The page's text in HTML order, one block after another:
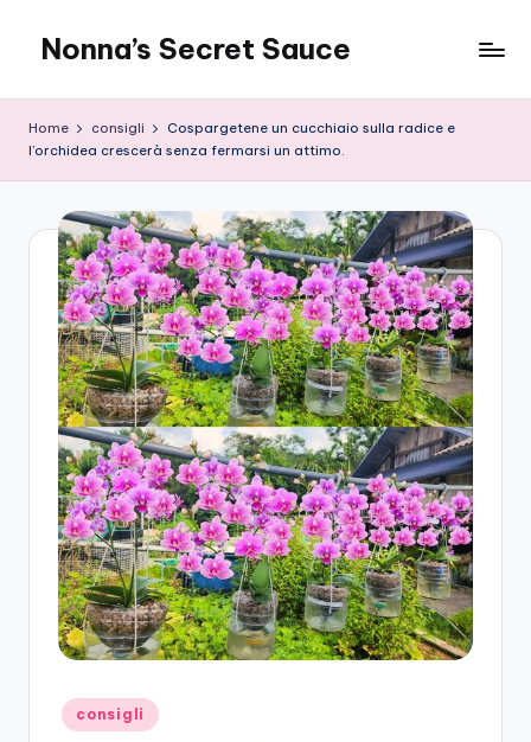
content
Nonna’s Secret Sauce
Home consigli
Cospargetene un cucchiaio sulla radice e
l’orchidea crescerà senza fermarsi un attimo.
Posted
in
consigli